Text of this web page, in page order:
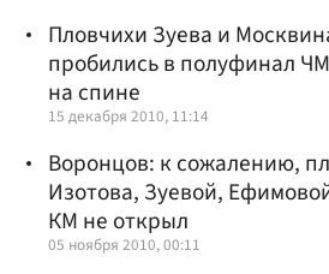
Пловчихи Зуева и
пробились в полуфинал
на спине
15 декабря 2010, 11:14
Воронцов: к сожалению,
Изотова, Зуевой,
КМ не открыл
05 ноября 2010, 00:11